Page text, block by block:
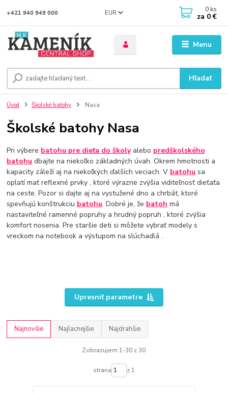
Menu
EUR
Hľadať
+421 940 949 000 0 ks
za 0 €
Úvod Školské batohy Nasa
Školské batohy Nasa
Pri výbere batohu pre dieťa do školyalebo predškolského
batohu dbajte na niekoľko základných úvah. Okrem hmotnosti a
kapacity záleží aj na niekoľkých ďalších veciach. V batohu sa
oplatí mať reflexné prvky , ktoré výrazne zvýšia viditeľnosť dieťaťa
na ceste. Pozor si dajte aj na vystužené dno a chrbát, ktoré
spevňujú konštrukciu batohu. Dobré je, že batoh má
nastaviteľné ramenné popruhy a hrudný popruh , ktoré zvýšia
komfort nosenia. Pre staršie deti si môžete vybrať modely s
vreckom na notebook a výstupom na slúchadlá .
Upresniť parametre
Najnovšie Najlacnejšie Najdrahšie
Zobrazujem 1-30 z 30
strana z 1